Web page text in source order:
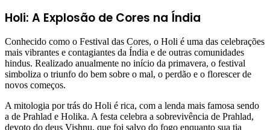
Holi: A Explosão de Cores na Índia
Conhecido como o Festival das Cores, o Holi é uma das celebrações
mais vibrantes e contagiantes da Índia e de outras comunidades
hindus. Realizado anualmente no início da primavera, o festival
simboliza o triunfo do bem sobre o mal, o perdão e o florescer de
novos começos.
A mitologia por trás do Holi é rica, com a lenda mais famosa sendo
a de Prahlad e Holika. A festa celebra a sobrevivência de Prahlad,
devoto do deus Vishnu, que foi salvo do fogo enquanto sua tia